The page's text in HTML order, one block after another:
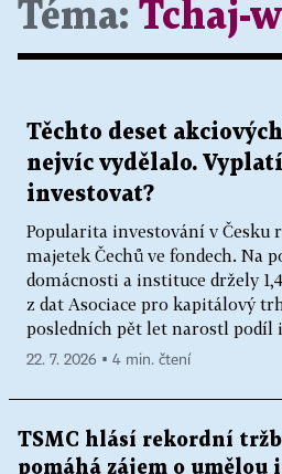
Téma: Tchaj-
Těchto deset
nejvíc vydělalo.
investovat?
Popularita investování v Česku
majetek Čechů ve fondech. Na
domácnosti a instituce držely
z dat Asociace pro kapitálový
posledních pět let narostl podíl
22. 7. 2026 ▪ 4 min. čtení
TSMC hlásí rekordní
pomáhá zájem o umělou